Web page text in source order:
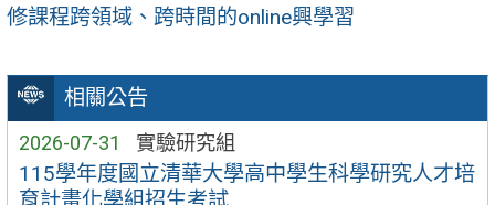
相關公告
2026-07-31 實驗研究組
115學年度國立清華大學高中學生科學研究人才培
修課程跨領域、跨時間的online興學習